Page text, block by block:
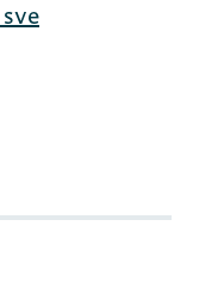
ušlo 453848
447877 lica iz